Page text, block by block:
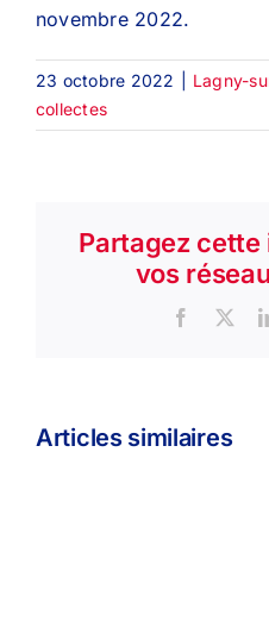
novembre 2022.
23 octobre 2022 Lagny-
collectes
Partagez
vos
Facebook
X
Articles similaires